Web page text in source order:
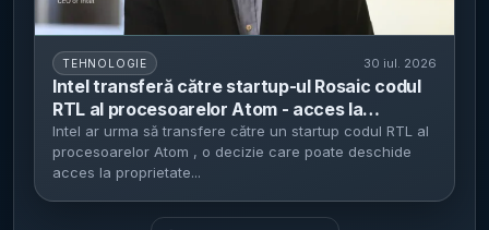
TEHNOLOGIE 30 iul. 2026
Intel transferă către startup-ul Rosaic codul
RTL al procesoarelor Atom - acces la
proprietate intelectuală și bază pentru cipuri
personalizate
Intel ar urma să transfere către un startup codul RTL al
procesoarelor Atom , o decizie care poate deschide
acces la proprietate...